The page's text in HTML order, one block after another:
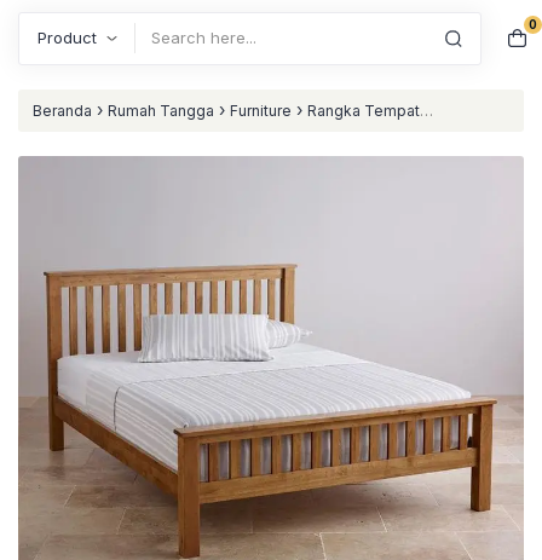
0
Beranda › Rumah Tangga › Furniture › Rangka Tempat
Tidur Dipan minimalis jari jari dipan kayu jati murah nataliving